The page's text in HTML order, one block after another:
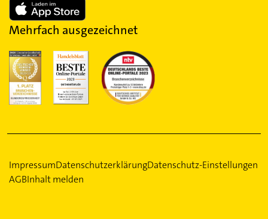
Mehrfach ausgezeichnet
ImpressumDatenschutzerklärungDatenschutz-Einstellungen
AGBInhalt melden